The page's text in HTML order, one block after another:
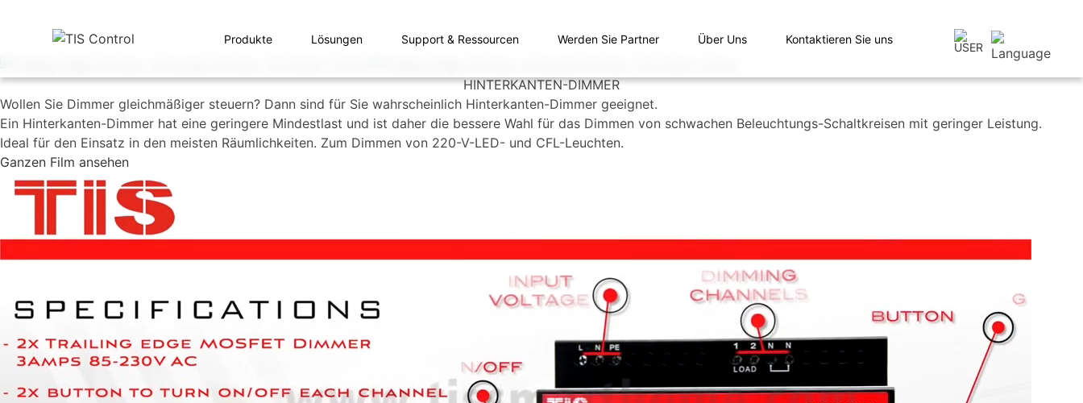
Produkte Lösungen Support & Ressourcen Werden Sie Partner Über Uns Kontaktieren Sie uns
HINTERKANTEN-DIMMER
Wollen Sie Dimmer gleichmäßiger steuern? Dann sind für Sie wahrscheinlich Hinterkanten-Dimmer geeignet.
Ein Hinterkanten-Dimmer hat eine geringere Mindestlast und ist daher die bessere Wahl für das Dimmen von schwachen Beleuchtungs-Schaltkreisen mit geringer Leistung.
Ideal für den Einsatz in den meisten Räumlichkeiten. Zum Dimmen von 220-V-LED- und CFL-Leuchten.
Ganzen Film ansehen